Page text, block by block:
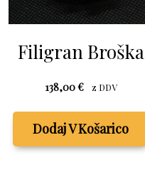
Filigran Broška
138,00€ z DDV
Dodaj V Košarico